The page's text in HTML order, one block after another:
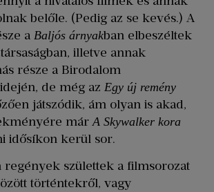
belőle. (Pedig az se kevés.) A
a Baljós árnyakban elbeszéltek
illetve annak
része a Birodalom
de még az Egy új remény
játszódik, ám olyan is akad,
márA Skywalker kora
idősíkon kerül sor.
regények születtek a filmsorozat
történtekről, vagy